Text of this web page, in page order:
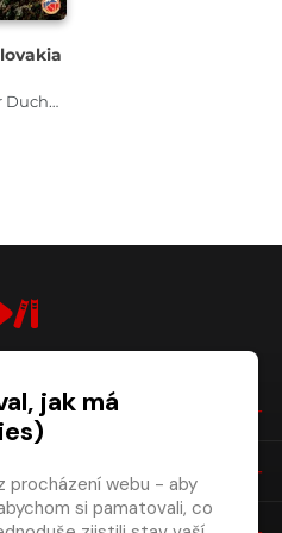
Slavomír Duchovič
jak má
procházení webu - aby
si pamatovali, co